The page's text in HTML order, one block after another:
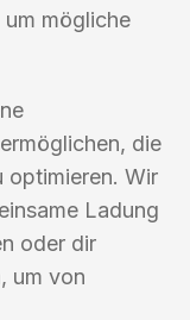
mögliche
die
optimieren. Wir
Ladung
oder dir
um von